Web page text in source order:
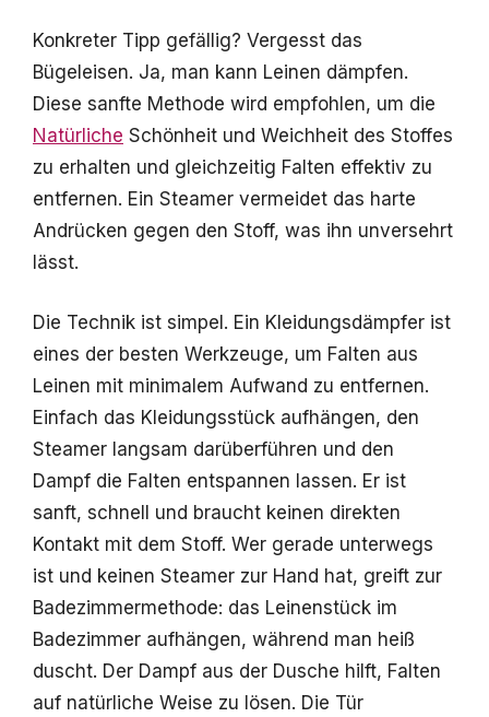
Konkreter Tipp gefällig? Vergesst das
Bügeleisen. Ja, man kann Leinen dämpfen.
Diese sanfte Methode wird empfohlen, um die
Natürliche Schönheit und Weichheit des Stoffes
zu erhalten und gleichzeitig Falten effektiv zu
entfernen. Ein Steamer vermeidet das harte
Andrücken gegen den Stoff, was ihn unversehrt
lässt.
Die Technik ist simpel. Ein Kleidungsdämpfer ist
eines der besten Werkzeuge, um Falten aus
Leinen mit minimalem Aufwand zu entfernen.
Einfach das Kleidungsstück aufhängen, den
Steamer langsam darüberführen und den
Dampf die Falten entspannen lassen. Er ist
sanft, schnell und braucht keinen direkten
Kontakt mit dem Stoff. Wer gerade unterwegs
ist und keinen Steamer zur Hand hat, greift zur
Badezimmermethode: das Leinenstück im
Badezimmer aufhängen, während man heiß
duscht. Der Dampf aus der Dusche hilft, Falten
auf natürliche Weise zu lösen. Die Tür